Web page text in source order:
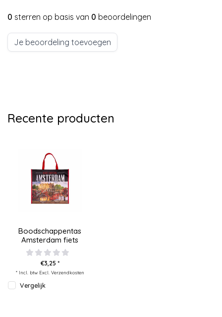
0 sterren op basis van 0 beoordelingen
Je beoordeling toevoegen
Recente producten
Boodschappentas
Amsterdam fiets
€3,25 *
* Incl. btw Excl. Verzendkosten
Vergelijk